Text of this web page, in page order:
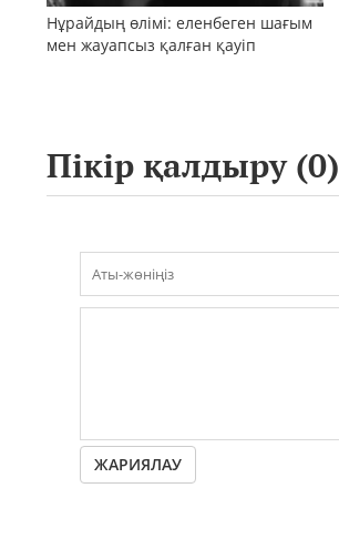
Нұрайдың өлімі: еленбеген шағым
мен жауапсыз қалған қауіп
Пікір қалдыру (0)
ЖАРИЯЛАУ